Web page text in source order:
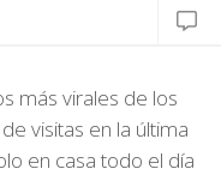
más virales de los
visitas en la última
en casa todo el día